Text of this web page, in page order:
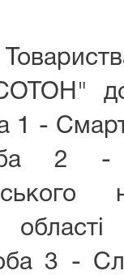
1 -
2 -
3 -